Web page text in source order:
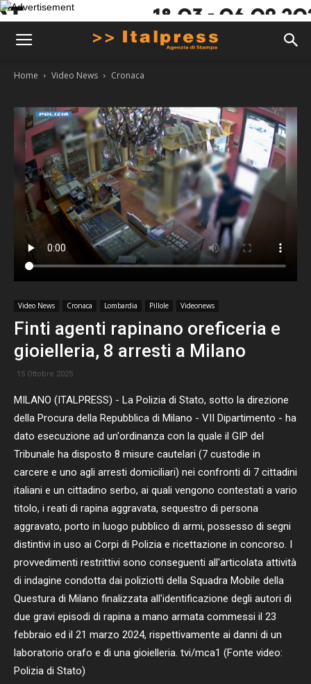
Home Video News Cronaca
Video News Cronaca Lombardia Pillole Videonews
Finti agenti rapinano oreficeria e
gioielleria, 8 arresti a Milano
15 Ottobre 2025
MILANO (ITALPRESS) - La Polizia di Stato, sotto la direzione
della Procura della Repubblica di Milano - VII Dipartimento - ha
dato esecuzione ad un'ordinanza con la quale il GIP del
Tribunale ha disposto 8 misure cautelari (7 custodie in
carcere e uno agli arresti domiciliari) nei confronti di 7 cittadini
italiani e un cittadino serbo, ai quali vengono contestati a vario
titolo, i reati di rapina aggravata, sequestro di persona
aggravato, porto in luogo pubblico di armi, possesso di segni
distintivi in uso ai Corpi di Polizia e ricettazione in concorso. I
provvedimenti restrittivi sono conseguenti all'articolata attività
di indagine condotta dai poliziotti della Squadra Mobile della
Questura di Milano finalizzata all'identificazione degli autori di
due gravi episodi di rapina a mano armata commessi il 23
febbraio ed il 21 marzo 2024, rispettivamente ai danni di un
laboratorio orafo e di una gioielleria. tvi/mca1 (Fonte video:
Polizia di Stato)